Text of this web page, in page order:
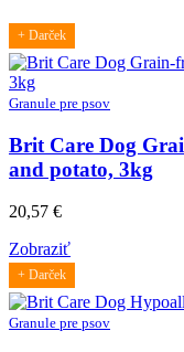
+ Darček
Granule pre psov
Brit Care Dog
and potato, 3kg
20,57 €
Zobraziť
+ Darček
Granule pre psov